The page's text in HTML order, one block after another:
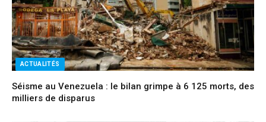
ACTUALITÉS
Séisme au Venezuela : le bilan grimpe à 6 125 morts, des
milliers de disparus